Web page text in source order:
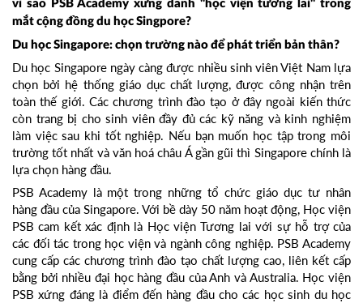
vì sao PSB Academy xứng danh "học viện tương lai" trong
mắt cộng đồng du học Singpore?
Du học Singapore: chọn trường nào để phát triển bản thân?
Du học Singapore ngày càng được nhiều sinh viên Việt Nam lựa
chọn bởi hệ thống giáo dục chất lượng, được công nhận trên
toàn thế giới. Các chương trình đào tạo ở đây ngoài kiến thức
còn trang bị cho sinh viên đầy đủ các kỹ năng và kinh nghiệm
làm việc sau khi tốt nghiệp. Nếu bạn muốn học tập trong môi
trường tốt nhất và văn hoá châu Á gần gũi thì Singapore chính là
lựa chọn hàng đầu.
PSB Academy là một trong những tổ chức giáo dục tư nhân
hàng đầu của Singapore. Với bề dày 50 năm hoạt động, Học viện
PSB cam kết xác định là Học viện Tương lai với sự hỗ trợ của
các đối tác trong học viện và ngành công nghiệp. PSB Academy
cung cấp các chương trình đào tạo chất lượng cao, liên kết cấp
bằng bởi nhiều đại học hàng đầu của Anh và Australia. Học viện
PSB xứng đáng là điểm đến hàng đầu cho các học sinh du học